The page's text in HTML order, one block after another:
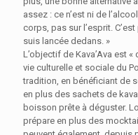
assez : ce n’est ni de
corps, pas sur l’esprit.
suis lancée dedans. »
L’objectif de Kava’Ava est
vie culturelle et sociale du
tradition, en bénéficiant de
en plus des sachets de
boisson prête à déguster.
prépare en plus des